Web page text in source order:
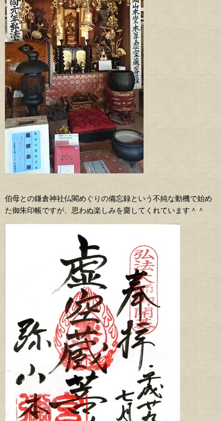
伯母との鎌倉神社仏閣めぐりの備忘録という不純な動機で始め
た御朱印帳ですが、思わぬ楽しみを齎してくれています＾＾